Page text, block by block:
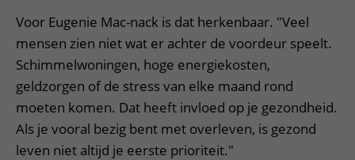
Voor Eugenie Mac-nack is dat herkenbaar. "Veel
mensen zien niet wat er achter de voordeur speelt.
Schimmelwoningen, hoge energiekosten,
geldzorgen of de stress van elke maand rond
moeten komen. Dat heeft invloed op je gezondheid.
Als je vooral bezig bent met overleven, is gezond
leven niet altijd je eerste prioriteit."